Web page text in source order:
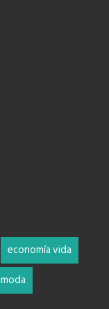
economía vida
moda